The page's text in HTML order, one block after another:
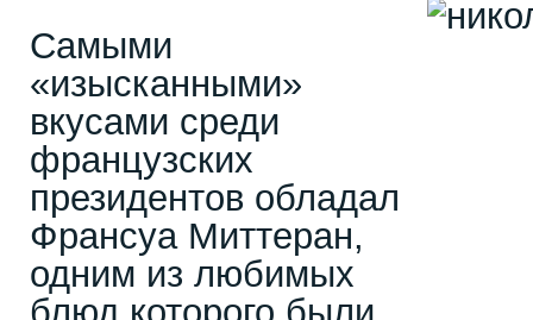
Самыми
«изысканными»
вкусами среди
французских
президентов обладал
Франсуа Миттеран,
одним из любимых